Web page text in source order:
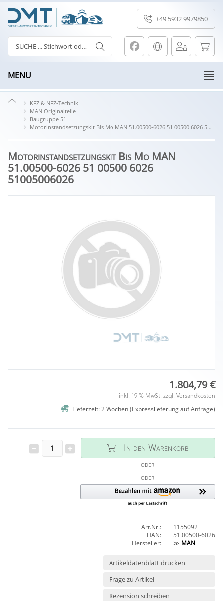
+49 5932 9979850
MENU
KFZ & NFZ-Technik
MAN Originalteile
Baugruppe 51
Motorinstandsetzungskit Bis Mo MAN 51.00500-6026 51 00500 6026 51005006026
Motorinstandsetzungskit Bis Mo MAN
51.00500-6026 51 00500 6026
51005006026
1.804,79 €
inkl. 19 % MwSt. zzgl. Versandkosten
Lieferzeit: 2 Wochen (Expresslieferung auf Anfrage)
In den Warenkorb
ODER
ODER
Art.Nr.:
1155092
HAN:
51.00500-6026
Hersteller:
≫ MAN
Artikeldatenblatt drucken
Frage zu Artikel
Rezension schreiben